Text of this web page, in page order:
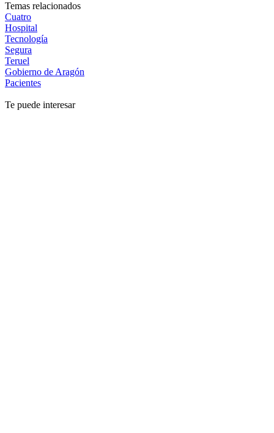
Temas relacionados
Cuatro
Hospital
Tecnología
Segura
Teruel
Gobierno de Aragón
Pacientes
Te puede interesar